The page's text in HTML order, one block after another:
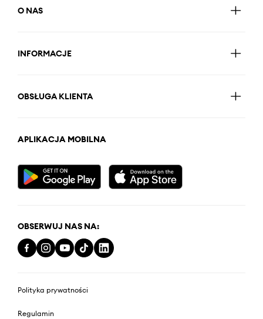
O NAS
INFORMACJE
OBSŁUGA KLIENTA
APLIKACJA MOBILNA
OBSERWUJ NAS NA:
Polityka prywatności
Regulamin